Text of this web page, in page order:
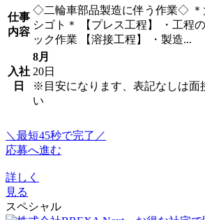
仕事
内容
◇二輪車部品製造に伴う作業◇ ＊
シゴト＊ 【プレス工程】 ・工程
ック作業 【溶接工程】 ・製造...
入社
日
8月
20日
※目安になります、表記なしは面
い
＼最短45秒で完了／
応募へ進む
詳しく
見る
スペシャル